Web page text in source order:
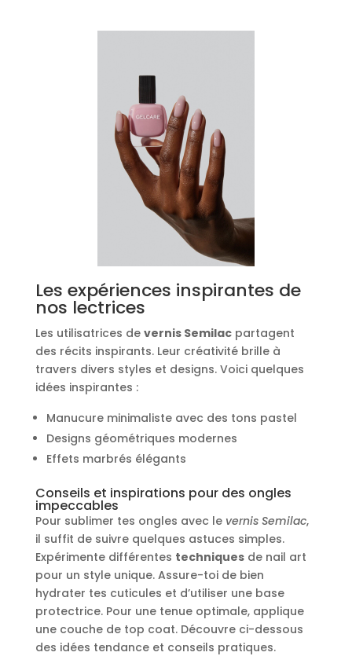
Les expériences inspirantes de
nos lectrices
Les utilisatrices de vernis Semilacpartagent
des récits inspirants. Leur créativité brille à
travers divers styles et designs. Voici quelques
idées inspirantes :
Manucure minimaliste avec des tons pastel
Designs géométriques modernes
Effets marbrés élégants
Conseils et inspirations pour des ongles
impeccables
Pour sublimer tes ongles avec le vernis Semilac,
il suffit de suivre quelques astuces simples.
Expérimente différentes techniquesde nail art
pour un style unique. Assure-toi de bien
hydrater tes cuticules et d’utiliser une base
protectrice. Pour une tenue optimale, applique
une couche de top coat. Découvre ci-dessous
des idées tendance et conseils pratiques.